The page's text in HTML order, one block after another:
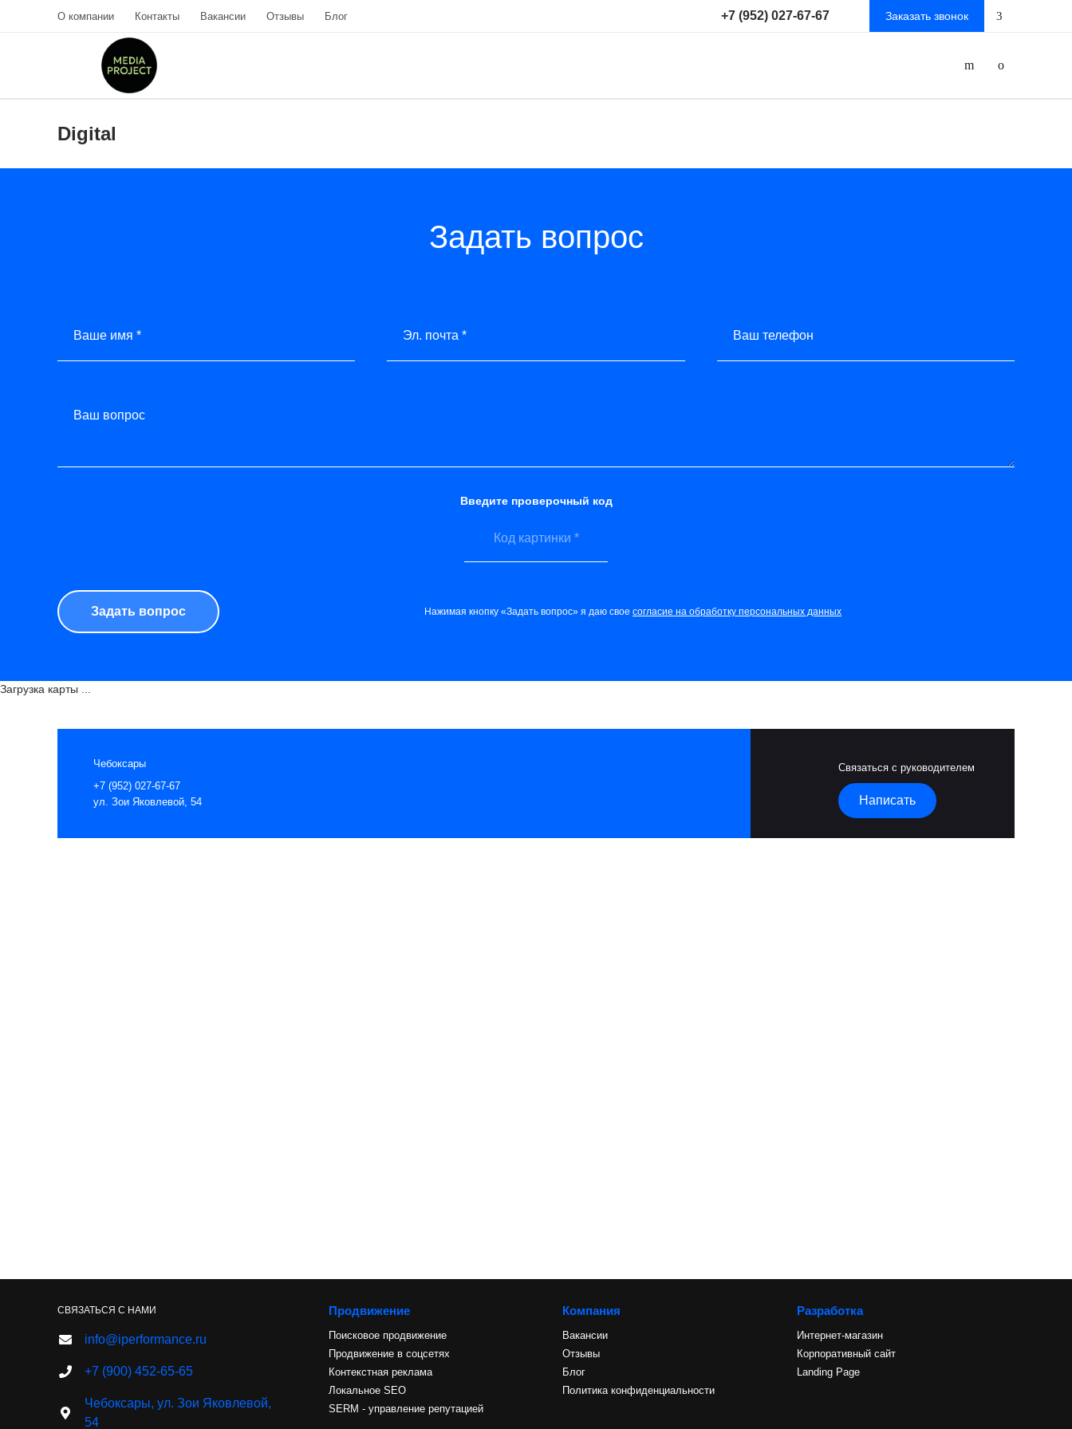
О компании Контакты Вакансии Отзывы Блог +7 (952) 027-67-67 Заказать звонок
Digital
Задать вопрос
Ваше имя * Эл. почта * Ваш телефон
Ваш вопрос
Введите проверочный код
Нажимая кнопку «Задать вопрос» я даю свое согласие на обработку персональных данных
Чебоксары
+7 (952) 027-67-67
ул. Зои Яковлевой, 54
Связаться с руководителем
Написать
Загрузка карты ...
СВЯЗАТЬСЯ С НАМИ
info@iperformance.ru
+7 (900) 452-65-65
Чебоксары, ул. Зои Яковлевой,
54
Продвижение
Поисковое продвижение
Продвижение в соцсетях
Контекстная реклама
Локальное SEO
SERM - управление репутацией
Компания
Вакансии
Отзывы
Блог
Политика конфиденциальности
Разработка
Интернет-магазин
Корпоративный сайт
Landing Page